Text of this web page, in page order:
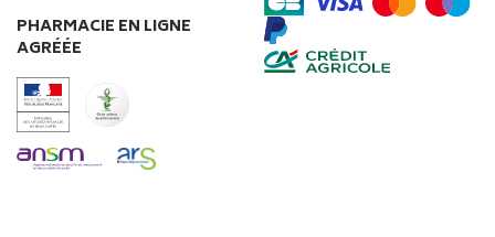
PHARMACIE EN LIGNE
AGRÉÉE